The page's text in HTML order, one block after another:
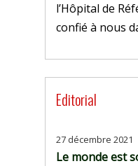
l’Hôpital de
confié à nous
Editorial
27 décembre 2021
Le monde est